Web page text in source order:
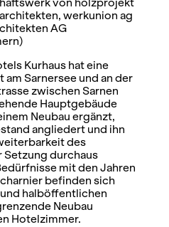
werkunion ag
AG
Kurhaus hat eine
Sarnersee und an der
zwischen Sarnen
Hauptgebäude
Neubau ergänzt,
angliedert und ihn
des
Setzung durchaus
mit den Jahren
befinden sich
halböffentlichen
Neubau
Hotelzimmer.